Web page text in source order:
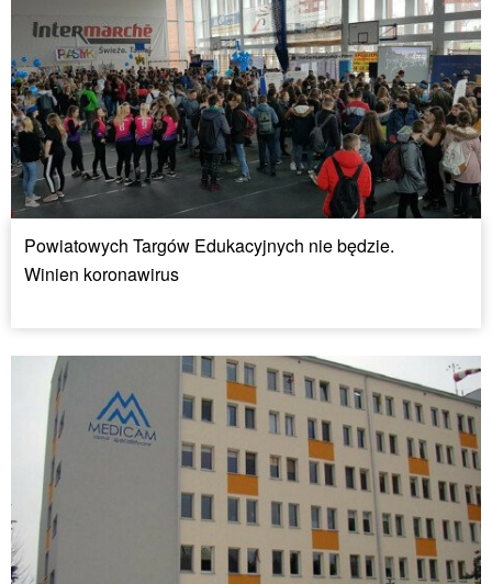
Powiatowych Targów Edukacyjnych nie będzie.
Winien koronawirus